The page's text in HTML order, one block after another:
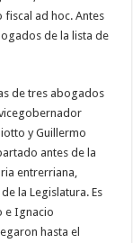
ad hoc. Antes
de la lista de
de tres abogados
y Guillermo
antes de la
entrerriana,
la Legislatura. Es
e Ignacio
hasta el